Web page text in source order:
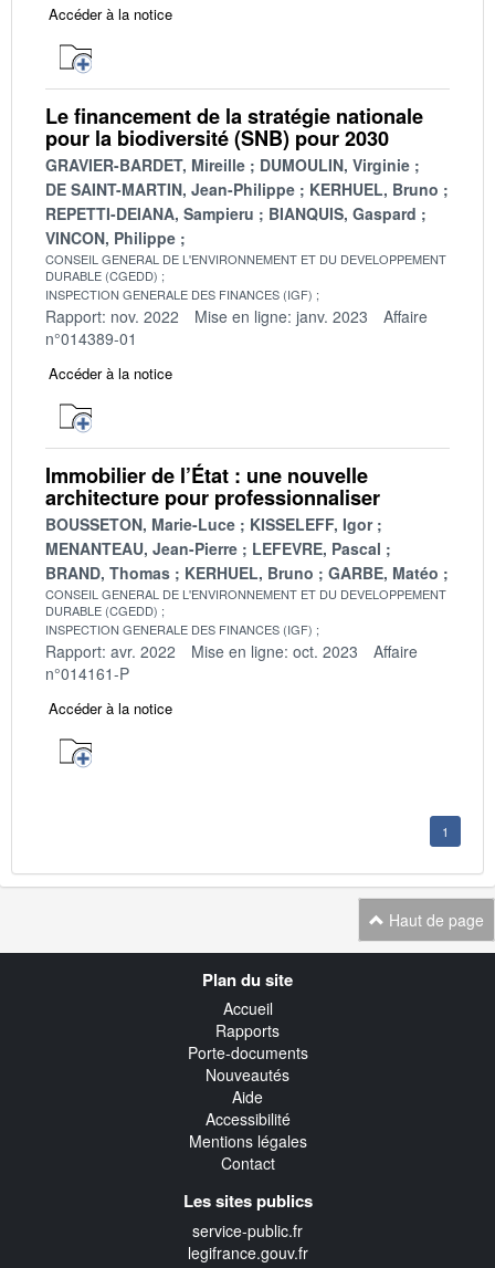
Accéder à la notice
Le financement de la stratégie nationale
pour la biodiversité (SNB) pour 2030
GRAVIER-BARDET, Mireille
DUMOULIN, Virginie
DE SAINT-MARTIN, Jean-Philippe
KERHUEL, Bruno
REPETTI-DEIANA, Sampieru
BIANQUIS, Gaspard
VINCON, Philippe
CONSEIL GENERAL DE L'ENVIRONNEMENT ET DU DEVELOPPEMENT
DURABLE (CGEDD)
INSPECTION GENERALE DES FINANCES (IGF)
Rapport: nov. 2022 Mise en ligne: janv. 2023
Affaire
n°014389-01
Accéder à la notice
Immobilier de l’État : une nouvelle
architecture pour professionnaliser
BOUSSETON, Marie-Luce
KISSELEFF, Igor
MENANTEAU, Jean-Pierre
LEFEVRE, Pascal
BRAND, Thomas
KERHUEL, Bruno GARBE, Matéo
CONSEIL GENERAL DE L'ENVIRONNEMENT ET DU DEVELOPPEMENT
DURABLE (CGEDD)
INSPECTION GENERALE DES FINANCES (IGF)
Rapport: avr. 2022 Mise en ligne: oct. 2023
Affaire
n°014161-P
Accéder à la notice
1
Haut de page
Plan du site
Accueil
Rapports
Porte-documents
Nouveautés
Aide
Accessibilité
Mentions légales
Contact
Les sites publics
service-public.fr
legifrance.gouv.fr